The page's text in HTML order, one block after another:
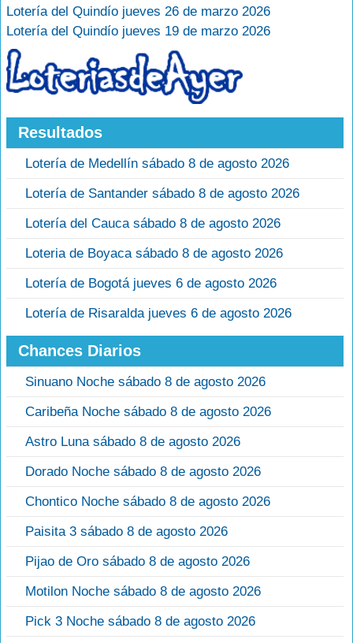
Lotería del Quindío jueves 26 de marzo 2026
Lotería del Quindío jueves 19 de marzo 2026
Resultados
Lotería de Medellín sábado 8 de agosto 2026
Lotería de Santander sábado 8 de agosto 2026
Lotería del Cauca sábado 8 de agosto 2026
Loteria de Boyaca sábado 8 de agosto 2026
Lotería de Bogotá jueves 6 de agosto 2026
Lotería de Risaralda jueves 6 de agosto 2026
Chances Diarios
Sinuano Noche sábado 8 de agosto 2026
Caribeña Noche sábado 8 de agosto 2026
Astro Luna sábado 8 de agosto 2026
Dorado Noche sábado 8 de agosto 2026
Chontico Noche sábado 8 de agosto 2026
Paisita 3 sábado 8 de agosto 2026
Pijao de Oro sábado 8 de agosto 2026
Motilon Noche sábado 8 de agosto 2026
Pick 3 Noche sábado 8 de agosto 2026